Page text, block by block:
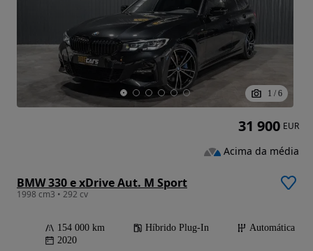
1 / 6
BMW 330 e xDrive Aut. M Sport
1998 cm3 • 292 cv
154 000 km Híbrido Plug-In
Automática
2020
31 900 EUR
Acima da média